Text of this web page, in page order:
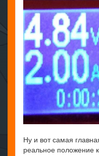
Ну и вот самая
реальное положение